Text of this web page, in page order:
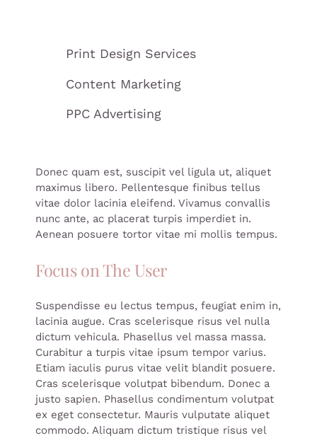
Print Design Services
Content Marketing
PPC Advertising
Donec quam est, suscipit vel ligula ut, aliquet
maximus libero. Pellentesque finibus tellus
vitae dolor lacinia eleifend. Vivamus convallis
nunc ante, ac placerat turpis imperdiet in.
Aenean posuere tortor vitae mi mollis tempus.
Focus on The User
Suspendisse eu lectus tempus, feugiat enim in,
lacinia augue. Cras scelerisque risus vel nulla
dictum vehicula. Phasellus vel massa massa.
Curabitur a turpis vitae ipsum tempor varius.
Etiam iaculis purus vitae velit blandit posuere.
Cras scelerisque volutpat bibendum. Donec a
justo sapien. Phasellus condimentum volutpat
ex eget consectetur. Mauris vulputate aliquet
commodo. Aliquam dictum tristique risus vel